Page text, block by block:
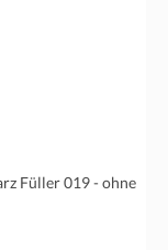
Füller 019 - ohne